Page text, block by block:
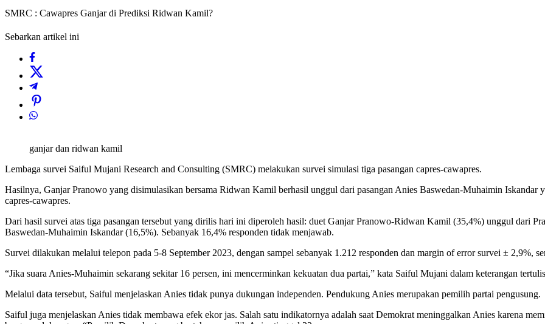
SMRC : Cawapres Ganjar di Prediksi Ridwan Kamil?
Sebarkan artikel ini
ganjar dan ridwan kamil
Lembaga survei Saiful Mujani Research and Consulting (SMRC) melakukan survei simulasi tiga pasangan capres-cawapres.
Hasilnya, Ganjar Pranowo yang disimulasikan bersama Ridwan Kamil berhasil unggul dari pasangan Anies Baswedan-Muhaimin Iskandar
capres-cawapres.
Dari hasil survei atas tiga pasangan tersebut yang dirilis hari ini diperoleh hasil: duet Ganjar Pranowo-Ridwan Kamil (35,4%) unggul dari
Baswedan-Muhaimin Iskandar (16,5%). Sebanyak 16,4% responden tidak menjawab.
Survei dilakukan melalui telepon pada 5-8 September 2023, dengan sampel sebanyak 1.212 responden dan margin of error survei ± 2,9%,
“Jika suara Anies-Muhaimin sekarang sekitar 16 persen, ini mencerminkan kekuatan dua partai,” kata Saiful Mujani dalam keterangan
Melalui data tersebut, Saiful menjelaskan Anies tidak punya dukungan independen. Pendukung Anies merupakan pemilih partai pengusung.
Saiful juga menjelaskan Anies tidak membawa efek ekor jas. Salah satu indikatornya adalah saat Demokrat meninggalkan Anies karena